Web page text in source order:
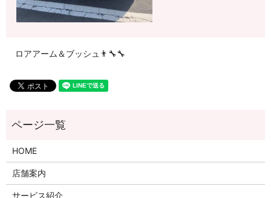
ロアアーム＆ブッシュ👨‍🔧🔧
HOME
店舗案内
サービス紹介